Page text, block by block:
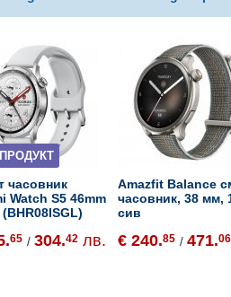
часовник
Watch S5 46mm
65 /304.42 лв.
Amazfit Balance
часовник, 38 мм,
сив
€ 240.85 /471.06